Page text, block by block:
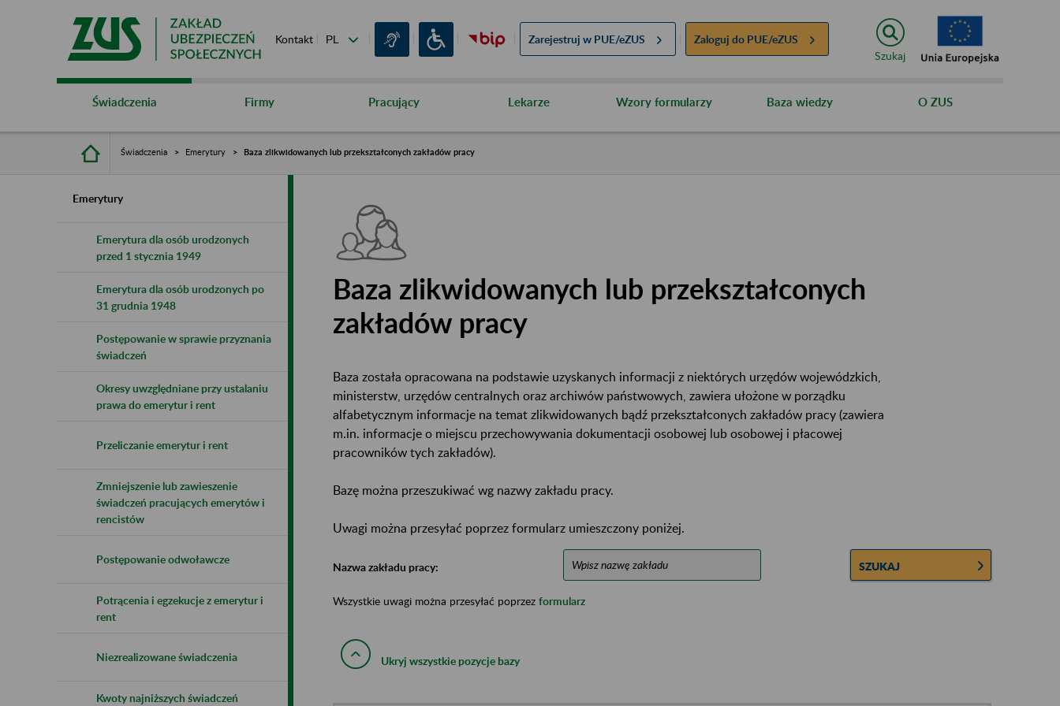
Kontakt Zarejestruj w PUE/eZUS Zaloguj do PUE/eZUS
Szukaj
Świadczenia Firmy Pracujący Lekarze Wzory formularzy Baza wiedzy O ZUS
Świadczenia Emerytury Baza zlikwidowanych lub przekształconych zakładów pracy
Emerytury
Emerytura dla osób urodzonych
przed 1 stycznia 1949
Emerytura dla osób urodzonych po
31 grudnia 1948
Postępowanie w sprawie przyznania
świadczeń
Okresy uwzględniane przy ustalaniu
prawa do emerytur i rent
Przeliczanie emerytur i rent
Zmniejszenie lub zawieszenie
świadczeń pracujących emerytów i
rencistów
Postępowanie odwoławcze
Potrącenia i egzekucje z emerytur i
rent
Niezrealizowane świadczenia
Kwoty najniższych świadczeń
Baza zlikwidowanych lub przekształconych
zakładów pracy
Baza została opracowana na podstawie uzyskanych informacji z niektórych urzędów wojewódzkich,
ministerstw, urzędów centralnych oraz archiwów państwowych, zawiera ułożone w porządku
alfabetycznym informacje na temat zlikwidowanych bądź przekształconych zakładów pracy (zawiera
m.in. informacje o miejscu przechowywania dokumentacji osobowej lub osobowej i płacowej
pracowników tych zakładów).
Bazę można przeszukiwać wg nazwy zakładu pracy.
Uwagi można przesyłać poprzez formularz umieszczony poniżej.
Nazwa zakładu pracy: SZUKAJ
Wszystkie uwagi można przesyłać poprzez formularz
Ukryj wszystkie pozycje bazy